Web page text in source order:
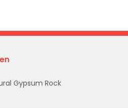
Gypsum Rock